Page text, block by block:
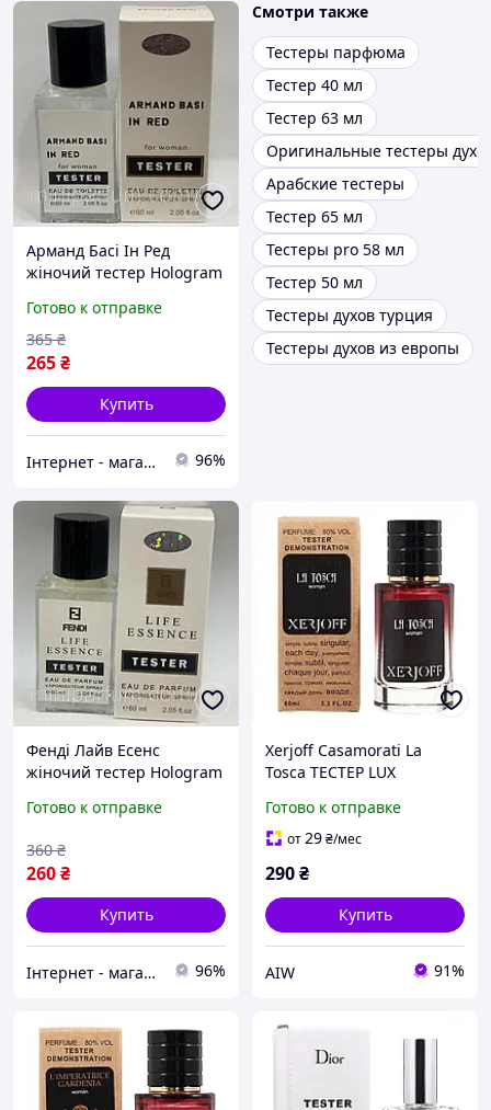
Арманд Басi Iн Ред
жіночий тестер Hologram
Готово к отправке
265₴
365 ₴
Купить
Інтернет - магазин catrin.com.ua 96%
Смотри также
Тестеры парфюма
Тестер 40 мл
Тестер 63 мл
Оригинальные тестеры
Арабские тестеры
Тестер 65 мл
Тестеры pro 58 мл
Тестер 50 мл
Тестеры духов турция
Тестеры духов из европы
Фендi Лайв Есенс
жіночий тестер Hologram
Готово к отправке
260₴
360 ₴
Купить
Інтернет - магазин catrin.com.ua 96%
Xerjoff Casamorati La
Tosca ТЕСТЕР LUX
люкс! 41 Aw
Готово к отправке
от29₴/мес
290₴
Купить
AIW 91%